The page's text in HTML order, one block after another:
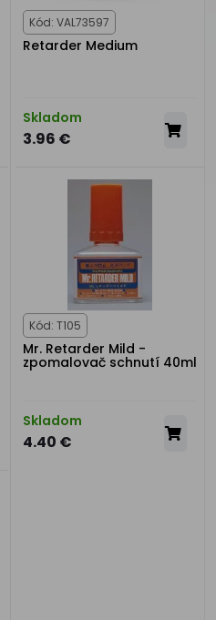
Kód: VAL73597
Retarder Medium
Skladom
3.96 €
Kód: T105
Mr. Retarder Mild -
zpomalovač schnutí 40ml
Skladom
4.40 €